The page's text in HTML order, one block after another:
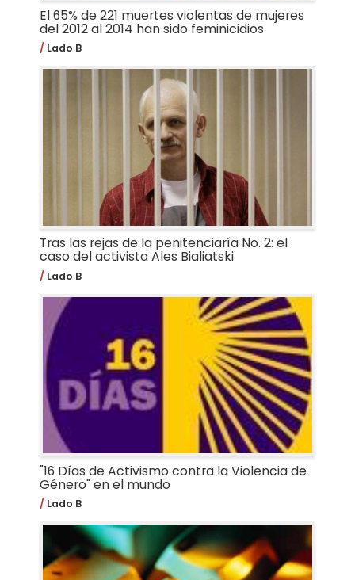
El 65% de 221 muertes violentas de mujeres
del 2012 al 2014 han sido feminicidios
Lado B
Tras las rejas de la penitenciaría No. 2: el
caso del activista Ales Bialiatski
Lado B
"16 Días de Activismo contra la Violencia de
Género" en el mundo
Lado B